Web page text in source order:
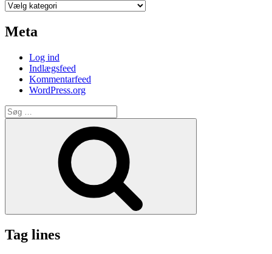
Kategorier
Meta
Log ind
Indlægsfeed
Kommentarfeed
WordPress.org
Søg
efter:
Tag lines